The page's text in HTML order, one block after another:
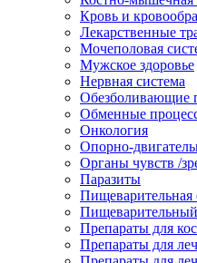
Кровь и
Лекарственные
Мочеполовая
Мужское здоровье
Нервная система
Обезболивающие
Обменные
Онкология
Опорно-
Органы чувств /
Паразиты
Пищеварительная
Препараты для
Препараты для